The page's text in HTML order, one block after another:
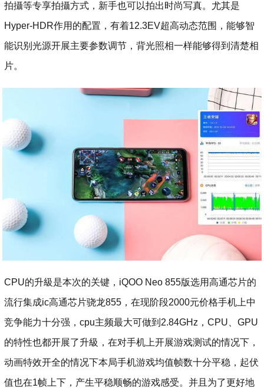
拍攝等专享拍攝方式，新手也可以拍出时尚写真。尤其是
Hyper-HDR作用的配置，有着12.3EV超高动态范围，能够智
能识别光源开展主要参数调节，背光照相一样能够得到清楚相
片。
CPU的升級是本次的关键，iQOO Neo 855版选用高通芯片的
流行集成ic高通芯片骁龙855，在现阶段2000元价格手机上中
竞争能力十分强，cpu主频最大可做到2.84GHz，CPU、GPU
的特性也都开展了升級，在对手机上开展游戏测试的情况下，
动画特效开全的情况下本局手机游戏均值帧数十分平稳，起伏
值也在1帧上下，产生平稳顺畅的游戏感受。并且为了更好地